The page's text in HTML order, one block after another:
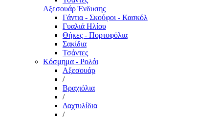
Αξεσουάρ Ένδυσης
Γάντια - Σκούφοι - Κασκόλ
Γυαλιά Ηλίου
Θήκες - Πορτοφόλια
Σακίδια
Τσάντες
Κόσμημα - Ρολόι
Αξεσουάρ
/
Βραχιόλια
/
Δαχτυλίδια
/